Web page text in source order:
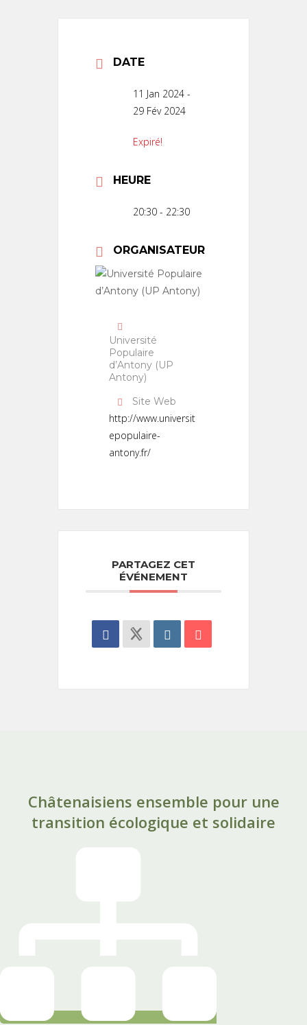
DATE
11 Jan 2024 -
29 Fév 2024
Expiré!
HEURE
20:30 - 22:30
ORGANISATEUR
Université
Populaire
d’Antony (UP
Antony)
Site Web
http://www.universit
epopulaire-
antony.fr/
PARTAGEZ CET
ÉVÉNEMENT
Châtenaisiens ensemble pour une
transition écologique et solidaire